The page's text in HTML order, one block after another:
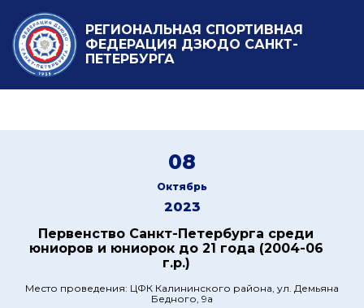
РЕГИОНАЛЬНАЯ СПОРТИВНАЯ
ФЕДЕРАЦИЯ ДЗЮДО САНКТ-
ПЕТЕРБУРГА
08
Октябрь
2023
Первенство Санкт-Петербурга среди
юниоров и юниорок до 21 года (2004-06
г.р.)
Место проведения: ЦФК Калининского района, ул. Демьяна
Бедного, 9а